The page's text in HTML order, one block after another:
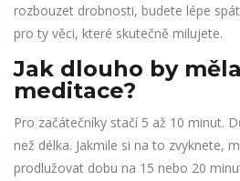
rozbouzet drobnosti, budete lépe
pro ty věci, které skutečně milujete.
Jak dlouho by
meditace?
Pro začátečníky stačí 5 až 10 minut.
než délka. Jakmile si na to zvyknete,
prodlužovat dobu na 15 nebo 20